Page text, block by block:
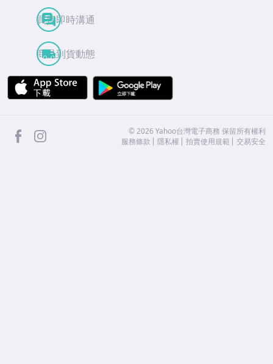
買賣即時溝通
商品到貨動態
APP Store
facebook ©2026 Yahoo台灣電子商務 保留所有權利
服務條款
隱私權 拍賣使用規範 交易安全